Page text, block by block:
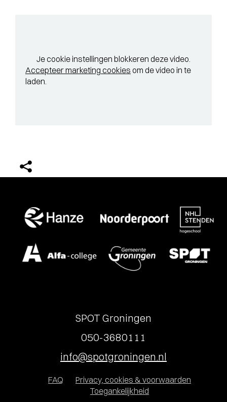
Je cookie instellingen blokkeren deze video.
Accepteer marketing cookies om de video in te
laden.
SPOT Groningen
050-3680111
info@spotgroningen.nl
FAQ
Privacy, cookies & voorwaarden
Toegankelijkheid